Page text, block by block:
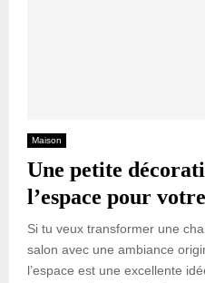
Maison
Une petite
l’espace pour
Si tu veux transformer une
salon avec une ambiance
l’espace est une excellente